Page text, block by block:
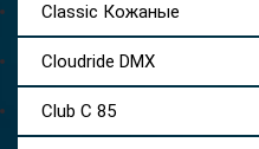
Classic Кожаные
Cloudride DMX
Club C 85